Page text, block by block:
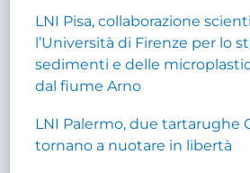
LNI Pisa, collaborazione
l’Università di Firenze per lo
sedimenti e delle
dal fiume Arno
LNI Palermo, due tartarughe
tornano a nuotare in libertà